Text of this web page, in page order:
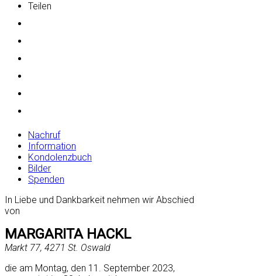
Teilen
Nachruf
Information
Kondolenzbuch
Bilder
Spenden
In Liebe und Dankbarkeit nehmen wir Abschied
von
MARGARITA HACKL
Markt 77, 4271 St. Oswald
die am Montag, den 11. September 2023,